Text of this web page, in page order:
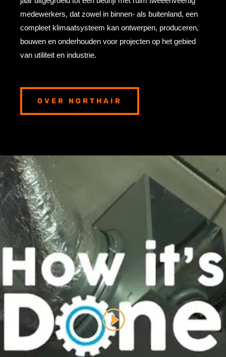
medewerkers, dat zowel in binnen- als buitenland, een
compleet klimaatsysteem kan ontwerpen, produceren,
bouwen en onderhouden voor projecten op het gebied
van utiliteit en industrie.
OVER NORTHAIR